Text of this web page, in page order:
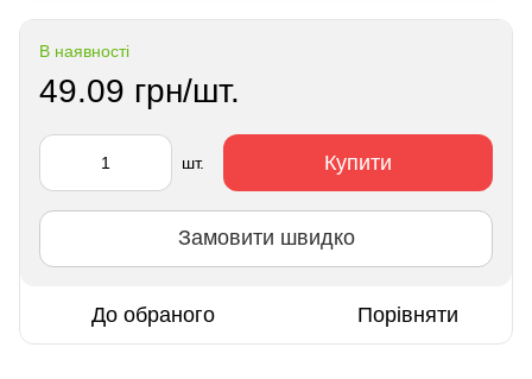
В наявності
49.09 грн/шт.
шт. Купити
Замовити швидко
До обраного Порівняти